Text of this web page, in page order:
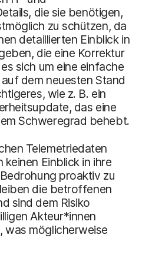
die sie benötigen,
zu schützen, da
detaillierten Einblick in
die eine Korrektur
sich um eine einfache
dem neuesten Stand
wie z. B. ein
das eine
Schweregrad behebt.
Telemetriedaten
Einblick in ihre
proaktiv zu
die betroffenen
sind dem Risiko
Akteur*innen
was möglicherweise